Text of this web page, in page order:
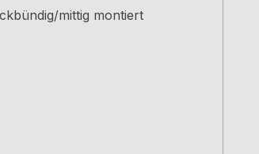
mittig montiert